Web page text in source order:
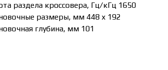
раздела кроссовера, Гц/кГц 1650
размеры, мм 448 x 192
глубина, мм 101